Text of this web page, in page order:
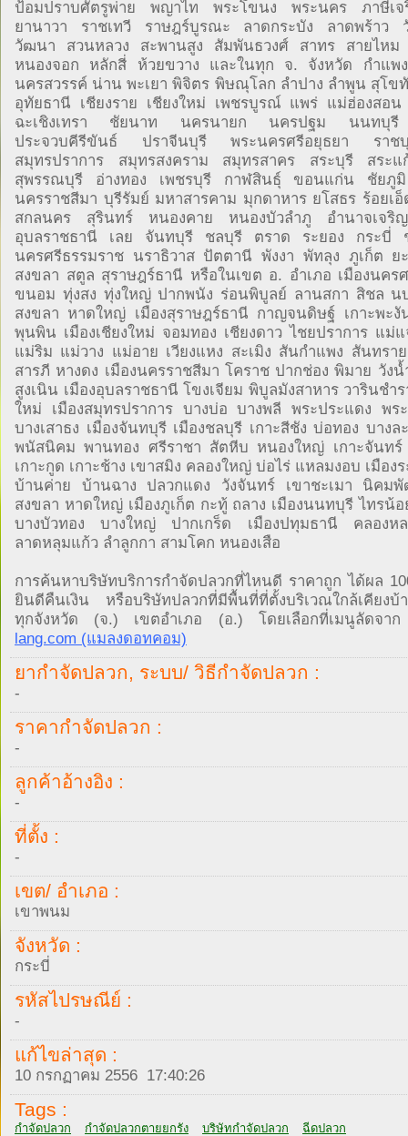
ป้อมปราบศัตรูพ่าย พญาไท พระโขนง พระนคร ภาษีเ
ยานาวา ราชเทวี ราษฎร์บูรณะ ลาดกระบัง ลาดพร้าว วั
วัฒนา สวนหลวง สะพานสูง สัมพันธวงศ์ สาทร สายไหม
หนองจอก หลักสี่ ห้วยขวาง และในทุก จ. จังหวัด กำแพ
นครสวรรค์ น่าน พะเยา พิจิตร พิษณุโลก ลำปาง ลำพูน สุโข
อุทัยธานี เชียงราย เชียงใหม่ เพชรบูรณ์ แพร่ แม่ฮ่องสอ
ฉะเชิงเทรา ชัยนาท นครนายก นครปฐม นนทบุ
ประจวบคีรีขันธ์ ปราจีนบุรี พระนครศรีอยุธยา รา
สมุทรปราการ สมุทรสงคราม สมุทรสาคร สระบุรี สระ
สุพรรณบุรี อ่างทอง เพชรบุรี กาฬสินธุ์ ขอนแก่น ชัยภู
นครราชสีมา บุรีรัมย์ มหาสารคาม มุกดาหาร ยโสธร ร้อยเอ็
สกลนคร สุรินทร์ หนองคาย หนองบัวลำภู อำนาจเจริ
อุบลราชธานี เลย จันทบุรี ชลบุรี ตราด ระยอง กระบี่
นครศรีธรรมราช นราธิวาส ปัตตานี พังงา พัทลุง ภูเก็ต ย
สงขลา สตูล สุราษฎร์ธานี หรือในเขต อ. อำเภอ เมืองนคร
ขนอม ทุ่งสง ทุ่งใหญ่ ปากพนัง ร่อนพิบูลย์ ลานสกา สิชล น
สงขลา หาดใหญ่ เมืองสุราษฎร์ธานี กาญจนดิษฐ์ เกาะพะงั
พุนพิน เมืองเชียงใหม่ จอมทอง เชียงดาว ไชยปราการ แม่
แม่ริม แม่วาง แม่อาย เวียงแหง สะเมิง สันกำแพง สันทรา
สารภี หางดง เมืองนครราชสีมา โคราช ปากช่อง พิมาย วังน้
สูงเนิน เมืองอุบลราชธานี โขงเจียม พิบูลมังสาหาร วารินชำ
ใหม่ เมืองสมุทรปราการ บางบ่อ บางพลี พระประแดง พร
บางเสาธง เมืองจันทบุรี เมืองชลบุรี เกาะสีชัง บ่อทอง บางล
พนัสนิคม พานทอง ศรีราชา สัตหีบ หนองใหญ่ เกาะจันทร์
เกาะกูด เกาะช้าง เขาสมิง คลองใหญ่ บ่อไร่ แหลมงอบ เมือง
บ้านค่าย บ้านฉาง ปลวกแดง วังจันทร์ เขาชะเมา นิคม
สงขลา หาดใหญ่ เมืองภูเก็ต กะทู้ ถลาง เมืองนนทบุรี ไทรน้อ
บางบัวทอง บางใหญ่ ปากเกร็ด เมืองปทุมธานี คลองห
ลาดหลุมแก้ว ลำลูกกา สามโคก หนองเสือ
การค้นหาบริษัทบริการกำจัดปลวกที่ไหนดี ราคาถูก ได้ผล
ยินดีคืนเงิน หรือบริษัทปลวกที่มีพื้นที่ที่ตั้งบริเวณใกล้เคียงบ้
ทุกจังหวัด (จ.) เขตอำเภอ (อ.) โดยเลือกที่เมนูลัดจ
lang.com (แมลงดอทคอม)
ยากำจัดปลวก, ระบบ/ วิธีกำจัดปลวก :
-
ราคากำจัดปลวก :
-
ลูกค้าอ้างอิง :
-
ที่ตั้ง :
-
เขต/ อำเภอ :
เขาพนม
จังหวัด :
กระบี่
รหัสไปรษณีย์ :
-
แก้ไขล่าสุด :
10 กรกฏาคม 2556 17:40:26
Tags :
กำจัดปลวก กำจัดปลวกตายยกรัง บริษัทกำจัดปลวก ฉีดปลวก